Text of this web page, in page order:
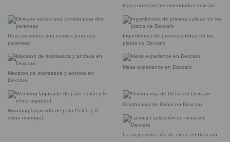
logo-comercios-recomendados-dexcaro
Dexcaro sortea una comida para dos
personas
Ingredientes de primera calidad en los
platos de Dexcaro
Macaron de sobrasada y anchoa en
Dexcaro
Mesa experience en Dexcaro
Wantong laqueado de pato Pekín y té
chino marroquí
Gamba roja de Dénia en Dexcaro
La mejor selección de vinos en Dexcaro